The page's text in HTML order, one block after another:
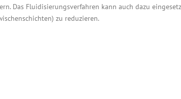
Das Fluidisierungsverfahren kann auch dazu
zu reduzieren.